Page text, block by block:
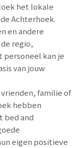
het lokale
Achterhoek.
en andere
regio,
personeel kan je
van jouw
vrienden, familie of
hebben
bed and
eigen positieve